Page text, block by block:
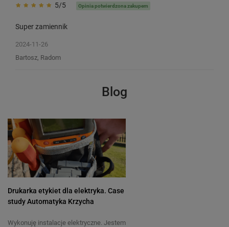
5/5 Opinia potwierdzona zakupem
Super zamiennik
2024-11-26
Bartosz, Radom
Blog
Drukarka etykiet dla elektryka. Case
study Automatyka Krzycha
Wykonuję instalacje elektryczne. Jestem